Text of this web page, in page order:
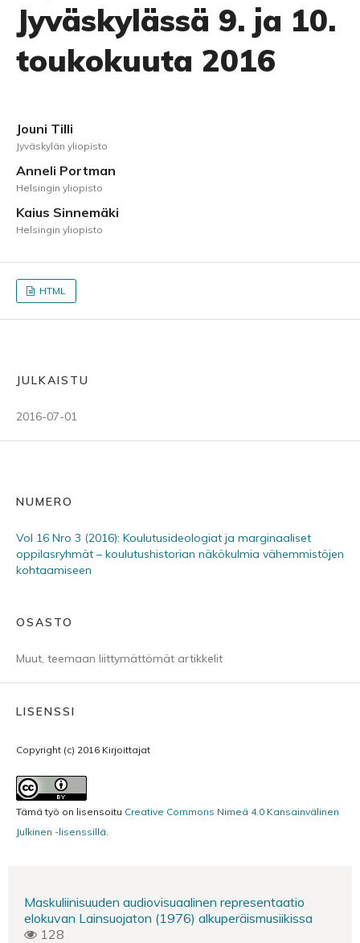
Jyväskylässä 9. ja 10.
toukokuuta 2016
Jouni Tilli
Jyväskylän yliopisto
Anneli Portman
Helsingin yliopisto
Kaius Sinnemäki
Helsingin yliopisto
HTML
JULKAISTU
2016-07-01
NUMERO
Vol 16 Nro 3 (2016): Koulutusideologiat ja marginaaliset
oppilasryhmät – koulutushistorian näkökulmia vähemmistöjen
kohtaamiseen
OSASTO
Muut, teemaan liittymättömät artikkelit
LISENSSI
Copyright (c) 2016 Kirjoittajat
Tämä työ on lisensoitu Creative Commons Nimeä 4.0 Kansainvälinen
Julkinen -lisenssillä.
Maskuliinisuuden audiovisuaalinen representaatio
elokuvan Lainsuojaton (1976) alkuperäismusiikissa
128